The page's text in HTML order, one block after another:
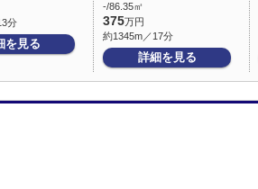
分
を見る
-/86.35㎡
375万円
約1345m／17分
詳細を見る